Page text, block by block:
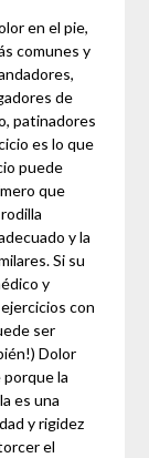
en el pie,
comunes y
de
patinadores
es lo que
puede
que
y la
Si su
y
con
ser
Dolor
porque la
es una
y rigidez
el